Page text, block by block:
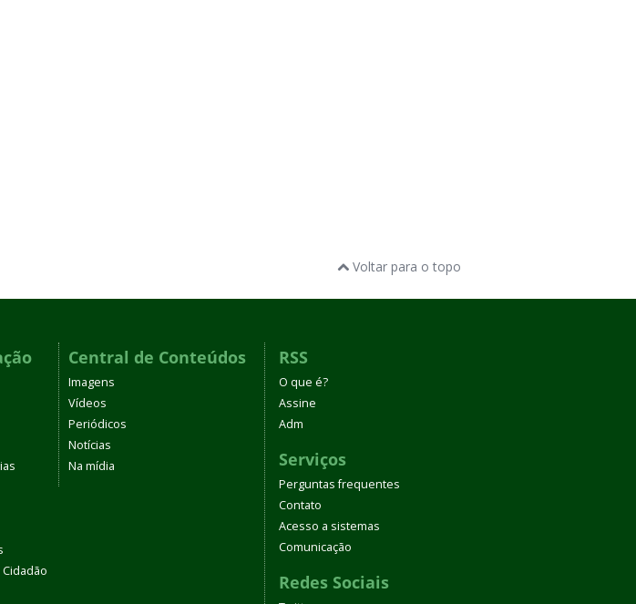
Voltar para o topo
Central de Conteúdos
Imagens
Vídeos
Periódicos
Notícias
Na mídia
RSS
O que é?
Assine
Adm
Serviços
Perguntas frequentes
Contato
Acesso a sistemas
Comunicação
Redes Sociais